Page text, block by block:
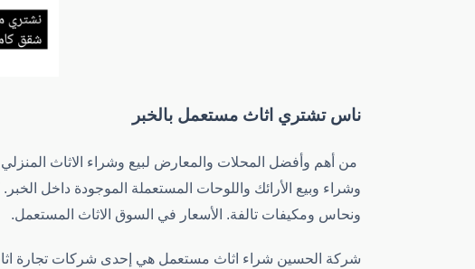
ناس تشتري اثاث مستعمل بالخبر
من أهم وأفضل المحلات والمعارض لبيع وشراء الاثاث المنزلي
وشراء وبيع الأرائك واللوحات المستعملة الموجودة داخل
ونحاس ومكيفات تالفة. الأسعار في السوق الاثاث المستعمل.
شركة الحسين شراء اثاث مستعمل هي إحدى شركات تجارة اثاث مستعمل الرائدة في الخبر